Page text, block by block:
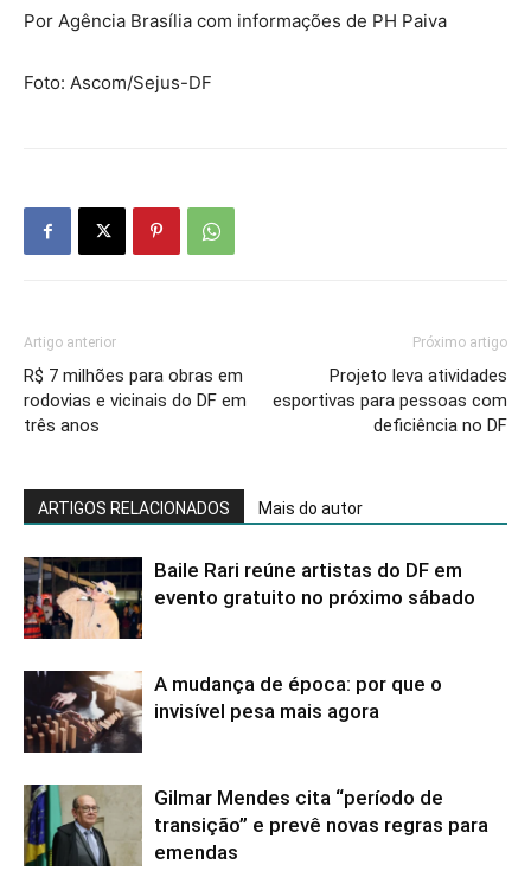
Por Agência Brasília com informações de PH Paiva
Foto: Ascom/Sejus-DF
Artigo anterior
R$ 7 milhões para obras em
rodovias e vicinais do DF em
três anos
Próximo artigo
Projeto leva atividades
esportivas para pessoas com
deficiência no DF
ARTIGOS RELACIONADOS Mais do autor
Baile Rari reúne artistas do DF em
evento gratuito no próximo sábado
A mudança de época: por que o
invisível pesa mais agora
Gilmar Mendes cita “período de
transição” e prevê novas regras para
emendas